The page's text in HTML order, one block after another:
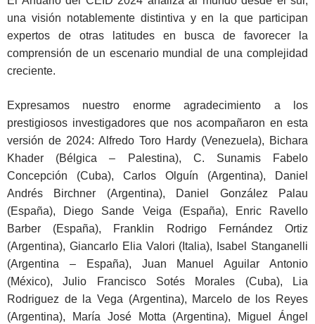
una visión notablemente distintiva y en la que participan
expertos de otras latitudes en busca de favorecer la
comprensión de un escenario mundial de una complejidad
creciente.
Expresamos nuestro enorme agradecimiento a los
prestigiosos investigadores que nos acompañaron en esta
versión de 2024: Alfredo Toro Hardy (Venezuela), Bichara
Khader (Bélgica – Palestina), C. Sunamis Fabelo
Concepción (Cuba), Carlos Olguín (Argentina), Daniel
Andrés Birchner (Argentina), Daniel González Palau
(España), Diego Sande Veiga (España), Enric Ravello
Barber (España), Franklin Rodrigo Fernández Ortiz
(Argentina), Giancarlo Elia Valori (Italia), Isabel Stanganelli
(Argentina – España), Juan Manuel Aguilar Antonio
(México), Julio Francisco Sotés Morales (Cuba), Lia
Rodriguez de la Vega (Argentina), Marcelo de los Reyes
(Argentina), María José Motta (Argentina), Miguel Ángel